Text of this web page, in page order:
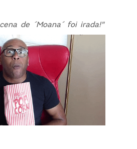
de ´Moana´ foi irada!"